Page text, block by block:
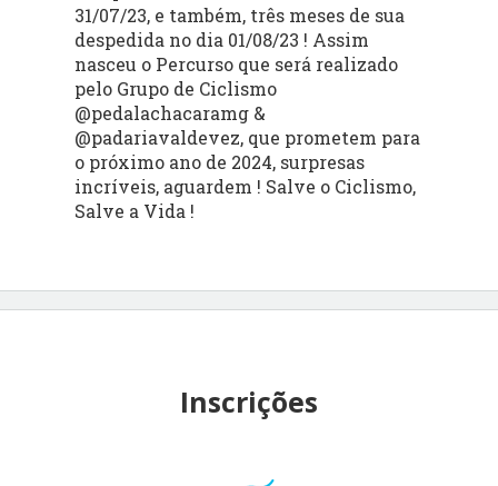
31/07/23, e também, três meses de sua
despedida no dia 01/08/23 ! Assim
nasceu o Percurso que será realizado
pelo Grupo de Ciclismo
@pedalachacaramg &
@padariavaldevez, que prometem para
o próximo ano de 2024, surpresas
incríveis, aguardem ! Salve o Ciclismo,
Salve a Vida !
Inscrições